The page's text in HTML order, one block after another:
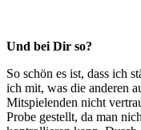
Und bei Dir so?
So schön es ist, dass ich
ich mit, was die anderen
Mitspielenden nicht
Probe gestellt, da man